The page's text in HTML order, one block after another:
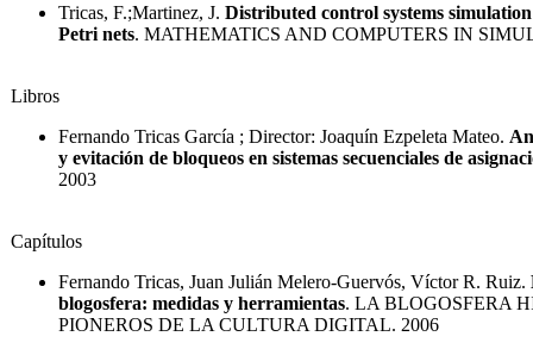
Tricas, F.;Martinez, J. Distributed control systems
Petri nets. MATHEMATICS AND COMPUTERS IN
Libros
Fernando Tricas García ; Director: Joaquín Ezpeleta Mateo.
y evitación de bloqueos en sistemas secuenciales de
2003
Capítulos
Fernando Tricas, Juan Julián Melero-Guervós, Víctor R. Ruiz.
blogosfera: medidas y herramientas. LA BLOGOSFERA
PIONEROS DE LA CULTURA DIGITAL. 2006